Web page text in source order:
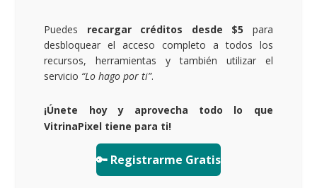
Puedes recargar créditos desde $5 para
desbloquear el acceso completo a todos los
recursos, herramientas y también utilizar el
servicio “Lo hago por ti”.
¡Únete hoy y aprovecha todo lo que
VitrinaPixel tiene para ti!
🔑 Registrarme Gratis